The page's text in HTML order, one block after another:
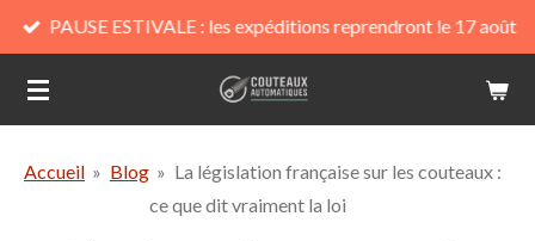
Passer
au
contenu
principal
PAUSE ESTIVALE : les expéditions reprendront le 17 août
Accueil » Blog » La législation française sur les couteaux :
ce que dit vraiment la loi